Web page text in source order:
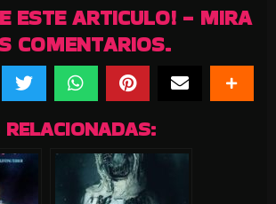
ESTE ARTICULO! - MIRA
COMENTARIOS.